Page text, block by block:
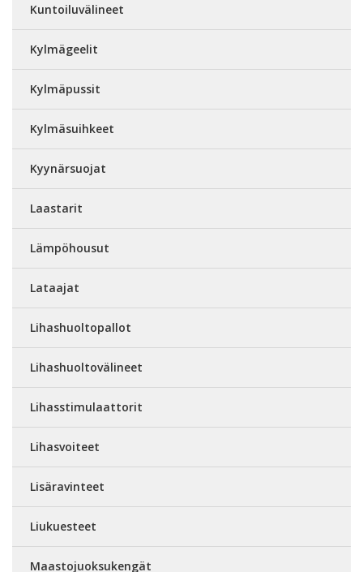
Kuntoiluvälineet
Kylmägeelit
Kylmäpussit
Kylmäsuihkeet
Kyynärsuojat
Laastarit
Lämpöhousut
Lataajat
Lihashuoltopallot
Lihashuoltovälineet
Lihasstimulaattorit
Lihasvoiteet
Lisäravinteet
Liukuesteet
Maastojuoksukengät